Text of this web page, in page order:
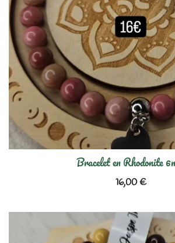
Bracelet en Rhodonite
16,00€